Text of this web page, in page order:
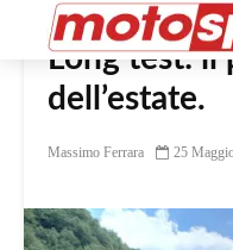
Long test: il
dell’estate.
Massimo Ferrara 25